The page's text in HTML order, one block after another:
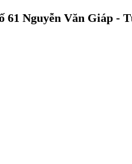
61 Nguyễn Văn Giáp -